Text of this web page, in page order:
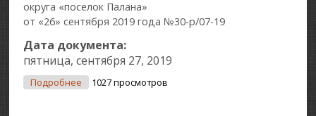
округа «поселок Палана»
от «26» сентября 2019 года №30-р/07-19
Дата документа:
пятница, сентября 27, 2019
Подробнее О О Признании Утратившими Силу Некоторых
1027 просмотров